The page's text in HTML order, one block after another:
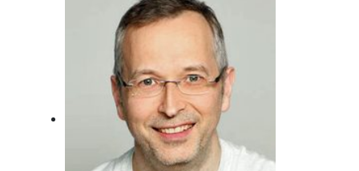
Der wird wohl nie erwachsen ... Will er
auch gar nicht!